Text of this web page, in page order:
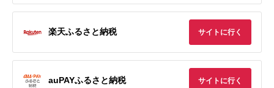
楽天ふるさと納税 サイトに行く
auPAYふるさと納税 サイトに行く